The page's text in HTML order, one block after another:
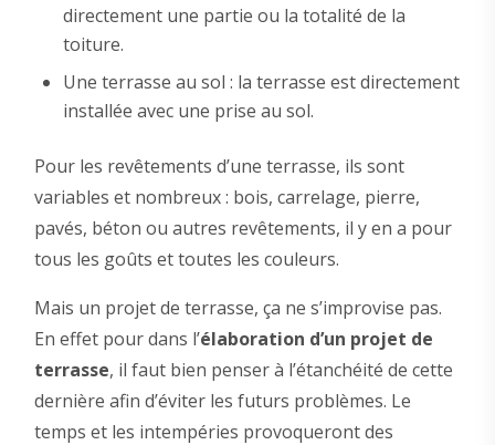
directement une partie ou la totalité de la
toiture.
Une terrasse au sol : la terrasse est directement
installée avec une prise au sol.
Pour les revêtements d’une terrasse, ils sont
variables et nombreux : bois, carrelage, pierre,
pavés, béton ou autres revêtements, il y en a pour
tous les goûts et toutes les couleurs.
Mais un projet de terrasse, ça ne s’improvise pas.
En effet pour dans l’élaboration d’un projet de
terrasse, il faut bien penser à l’étanchéité de cette
dernière afin d’éviter les futurs problèmes. Le
temps et les intempéries provoqueront des